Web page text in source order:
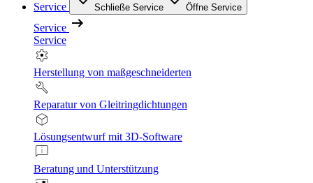
Service Schließe Service Öffne Service
Service
Service
Herstellung von maßgeschneiderten
Reparatur von Gleitringdichtungen
Lösungsentwurf mit 3D-Software
Beratung und Unterstützung